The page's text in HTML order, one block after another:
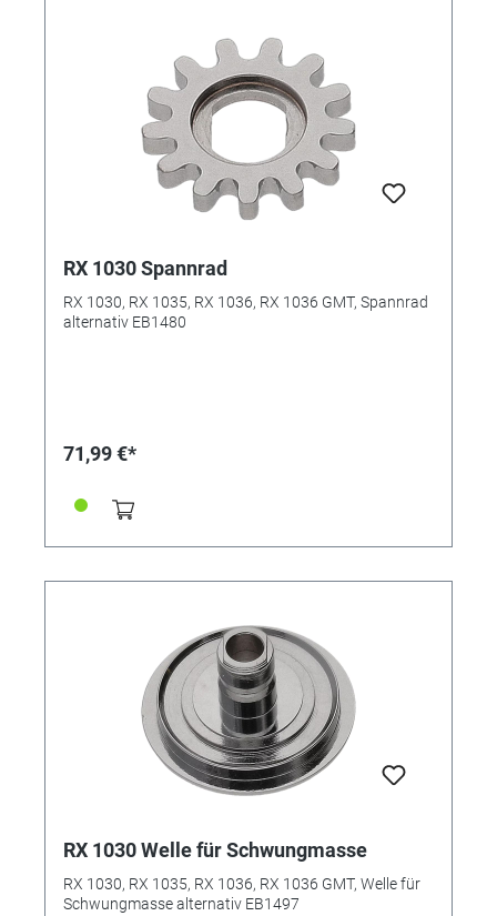
RX 1030 Spannrad
RX 1030, RX 1035, RX 1036, RX 1036 GMT, Spannrad
alternativ EB1480
71,99 €*
RX 1030 Welle für Schwungmasse
RX 1030, RX 1035, RX 1036, RX 1036 GMT, Welle für
Schwungmasse alternativ EB1497